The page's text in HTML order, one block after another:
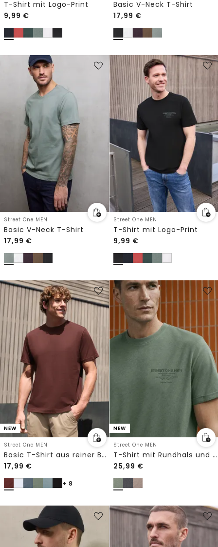
T-Shirt mit Logo-Print
9,99 €
Basic V-Neck T-Shirt
17,99 €
Street One MEN
Basic V-Neck T-Shirt
17,99 €
Street One MEN
T-Shirt mit Logo-Print
9,99 €
NEW
Street One MEN
Basic T-Shirt aus reiner Baumwolle
17,99 €
+ 8
NEW
Street One MEN
T-Shirt mit Rundhals und Chestprint
25,99 €